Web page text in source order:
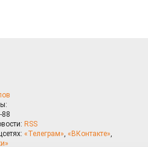
88
RSS
«Телеграм», «ВКонтакте»,